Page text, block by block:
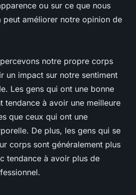
ou sur ce que nous
peut améliorer notre opinion de
notre propre corps
un impact sur notre sentiment
Les gens qui ont une bonne
tendance à avoir une meilleure
que ceux qui ont une
De plus, les gens qui se
corps sont généralement plus
tendance à avoir plus de